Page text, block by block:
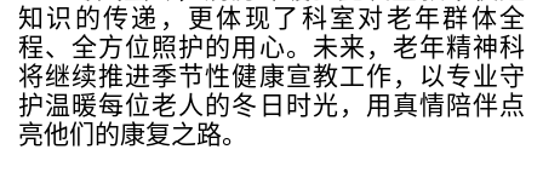
知识的传递，更体现了科室对老年群体全
程、全方位照护的用心。未来，老年精神科
将继续推进季节性健康宣教工作，以专业守
护温暖每位老人的冬日时光，用真情陪伴点
亮他们的康复之路。